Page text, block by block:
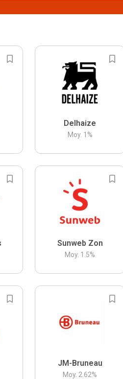
Delhaize
Moy. 1 %
Sunweb Zon
Moy. 1.5%
JM-Bruneau
Moy. 2.62%